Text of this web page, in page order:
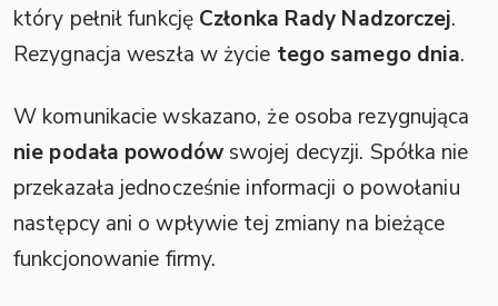
który pełnił funkcję Członka Rady Nadzorczej.
Rezygnacja weszła w życie tego samego dnia.
W komunikacie wskazano, że osoba rezygnująca
nie podała powodówswojej decyzji. Spółka nie
przekazała jednocześnie informacji o powołaniu
następcy ani o wpływie tej zmiany na bieżące
funkcjonowanie firmy.